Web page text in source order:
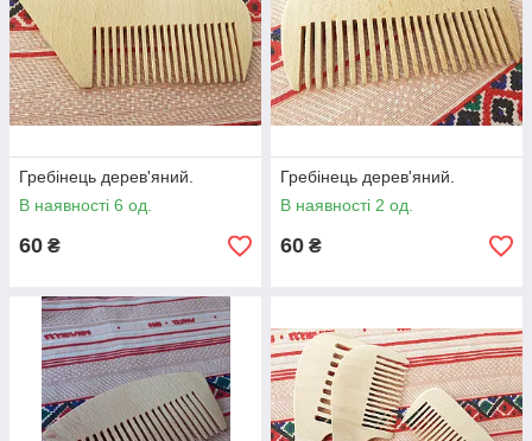
Гребінець дерев'яний.
В наявності 6 од.
60 ₴
Гребінець дерев'яний.
В наявності 2 од.
60 ₴